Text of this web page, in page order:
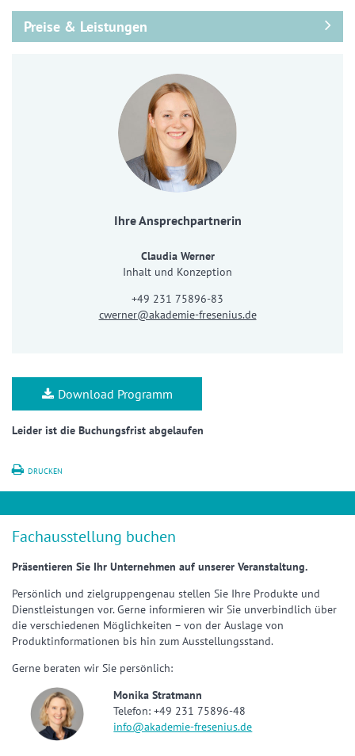
Preise & Leistungen
Ihre Ansprechpartnerin
Claudia Werner
Inhalt und Konzeption
+49 231 75896-83
cwerner@akademie-fresenius.de
Download Programm
Leider ist die Buchungsfrist abgelaufen
DRUCKEN
Fachausstellung buchen
Präsentieren Sie Ihr Unternehmen auf unserer Veranstaltung.
Persönlich und zielgruppengenau stellen Sie Ihre Produkte und
Dienstleistungen vor. Gerne informieren wir Sie unverbindlich über
die verschiedenen Möglichkeiten – von der Auslage von
Produktinformationen bis hin zum Ausstellungsstand.
Gerne beraten wir Sie persönlich:
Monika Stratmann
Telefon: +49 231 75896-48
info@akademie-fresenius.de